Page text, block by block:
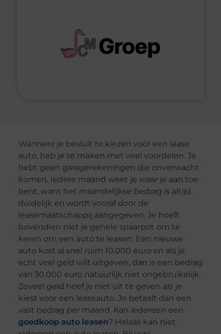
Wanneer je besluit te kiezen voor een lease
auto, heb je te maken met veel voordelen. Je
hebt geen garagerekeningen die onverwacht
komen. Iedere maand weet je waar je aan toe
bent, want het maandelijkse bedrag is altijd
duidelijk en wordt vooraf door de
leasemaatschappij aangegeven. Je hoeft
bovendien niet je gehele spaarpot om te
keren om een auto te leasen. Een nieuwe
auto kost al snel ruim 10.000 euro en als je
echt veel geld wilt uitgeven, dan is een bedrag
van 30.000 euro natuurlijk niet ongebruikelijk.
Zoveel geld hoef je niet uit te geven als je
kiest voor een leaseauto. Je betaalt dan een
vast bedrag per maand. Kan iedereen een
goedkoop auto leasen? Helaas kan niet